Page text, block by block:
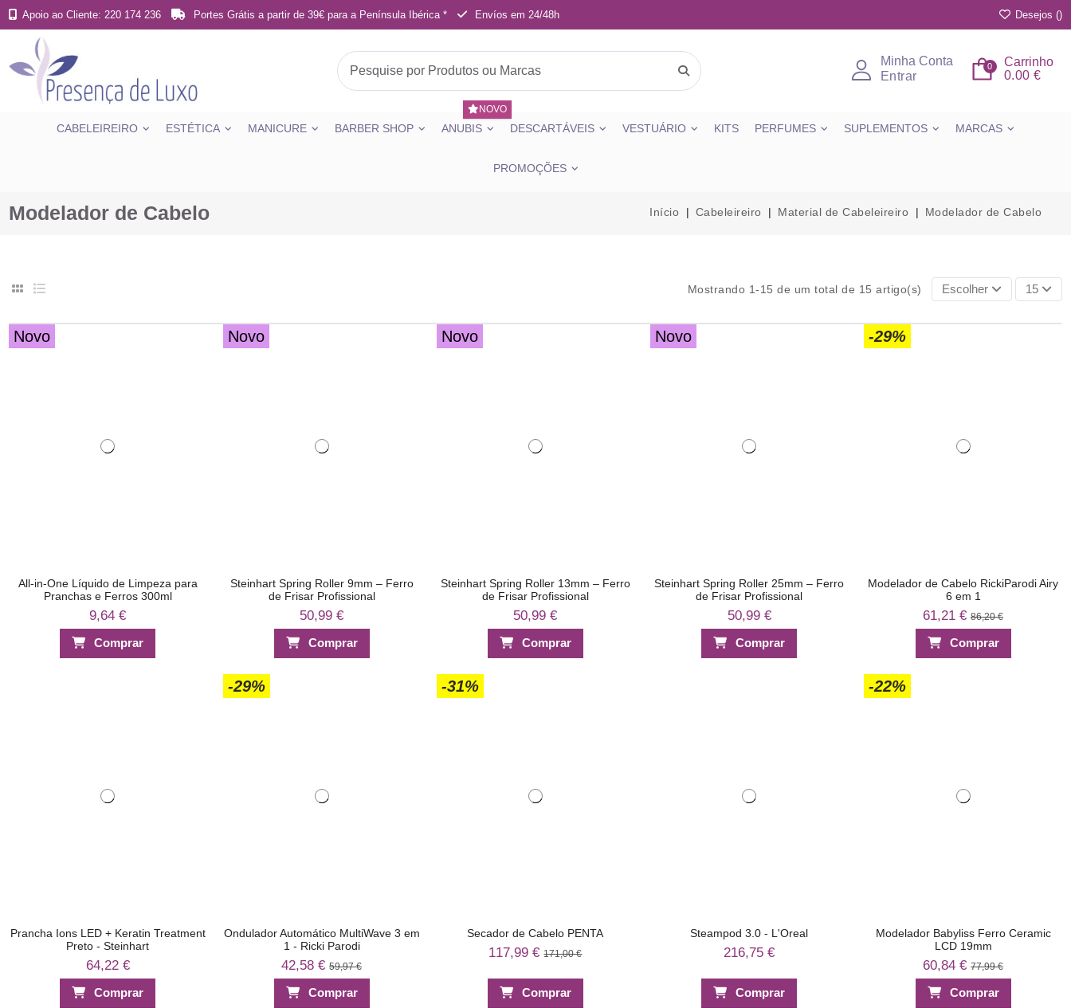
Apoio ao Cliente: 220 174 236 Portes Grátis a partir de 39€ para a Península Ibérica * Envíos em 24/48h Desejos ()
Minha Conta
Entrar
Carrinho
0
0.00 €
CABELEIREIRO ESTÉTICA MANICURE BARBER SHOP ANUBIS
NOVO
DESCARTÁVEIS VESTUÁRIO KITS PERFUMES SUPLEMENTOS MARCAS
PROMOÇÕES
Modelador de Cabelo Início Cabeleireiro Material de Cabeleireiro Modelador de Cabelo
Mostrando 1-15 de um total de 15 artigo(s) Escolher 15
Novo
All-in-One Líquido de Limpeza para
Pranchas e Ferros 300ml
9,64 €
Comprar
Novo
Steinhart Spring Roller 9mm – Ferro
de Frisar Profissional
50,99 €
Comprar
Novo
Steinhart Spring Roller 13mm – Ferro
de Frisar Profissional
50,99 €
Comprar
Novo
Steinhart Spring Roller 25mm – Ferro
de Frisar Profissional
50,99 €
Comprar
-29%
Modelador de Cabelo RickiParodi Airy
6 em 1
61,21 €86,20 €
Comprar
Prancha Ions LED + Keratin Treatment
Preto - Steinhart
64,22 €
Comprar
-29%
Ondulador Automático MultiWave 3 em
1 - Ricki Parodi
42,58 €59,97 €
Comprar
-31%
Secador de Cabelo PENTA
117,99 €171,00 €
Comprar
Steampod 3.0 - L'Oreal
216,75 €
Comprar
-22%
Modelador Babyliss Ferro Ceramic
LCD 19mm
60,84 €77,99 €
Comprar